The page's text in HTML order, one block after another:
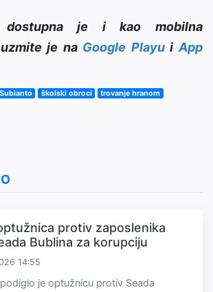
dostupna je i kao mobilna
je na Google PlayuiApp
školski obroci
trovanje hranom
protiv zaposlenika
Bublina za korupciju
14:55
je optužnicu protiv Seada